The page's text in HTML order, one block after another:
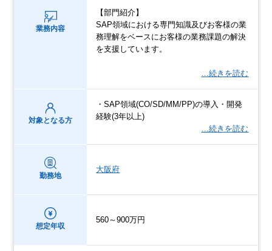
業務内容
【部門紹介】
SAP領域における専門知識及びお客様の業
務理解をベースにお客様の業務課題の解決
を支援しています。
…続きを読む
対象となる方
・SAP領域(CO/SD/MM/PP)の導入・開発
経験(3年以上)
…続きを読む
勤務地
大阪府
想定年収
560～900万円